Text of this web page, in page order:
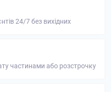
24/7 без вихідних
частинами або розстрочку